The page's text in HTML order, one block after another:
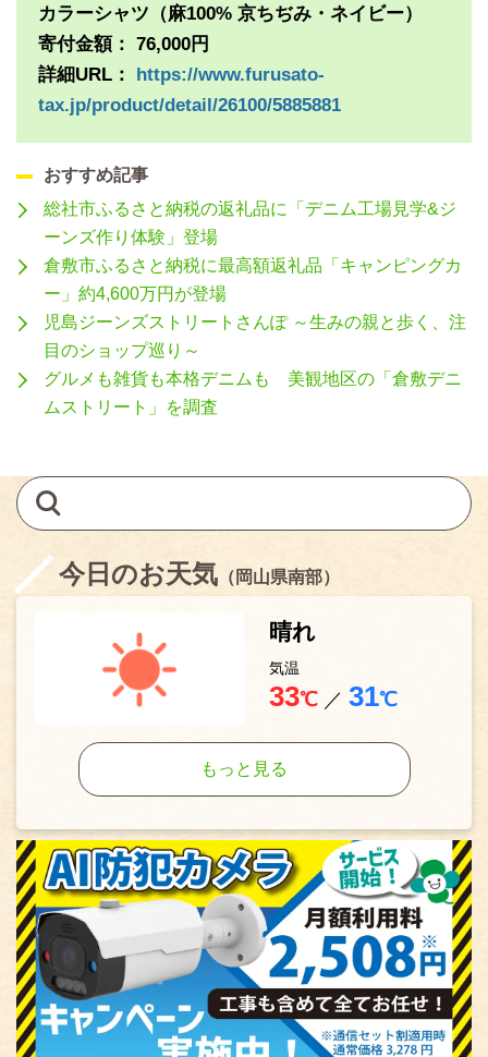
カラーシャツ（麻100% 京ちぢみ・ネイビー）
寄付金額： 76,000円
詳細URL： https://www.furusato-
tax.jp/product/detail/26100/5885881
おすすめ記事
総社市ふるさと納税の返礼品に「デニム工場見学&ジ
ーンズ作り体験」登場
倉敷市ふるさと納税に最高額返礼品「キャンピングカ
ー」約4,600万円が登場
児島ジーンズストリートさんぽ ～生みの親と歩く、注
目のショップ巡り～
グルメも雑貨も本格デニムも 美観地区の「倉敷デニ
ムストリート」を調査
今日のお天気 （岡山県南部）
晴れ
気温
33℃ ／ 31℃
もっと見る